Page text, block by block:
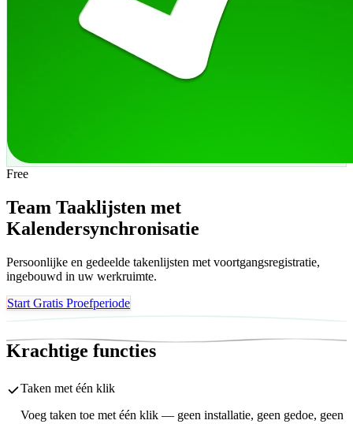
Free
Team Taaklijsten met
Kalendersynchronisatie
Persoonlijke en gedeelde takenlijsten met voortgangsregistratie,
ingebouwd in uw werkruimte.
Start Gratis Proefperiode
Krachtige functies
Taken met één klik
Voeg taken toe met één klik — geen installatie, geen gedoe, geen